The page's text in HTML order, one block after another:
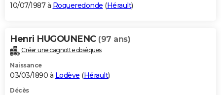
10/07/1987 à Roqueredonde (Hérault)
Henri HUGOUNENC (97 ans)
Créer une cagnotte obsèques
Naissance
03/03/1890 à Lodève (Hérault)
Décès